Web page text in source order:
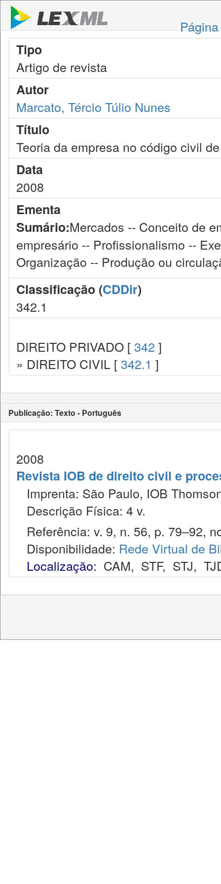
Tipo
Artigo de revista
Autor
Marcato, Tércio Túlio Nunes
Título
Teoria da empresa no código civil
Data
2008
Ementa
Sumário:Mercados -- Conceito de
empresário -- Profissionalismo --
Organização -- Produção ou
Classificação (CDDir)
342.1
DIREITO PRIVADO [ 342 ]
» DIREITO CIVIL [ 342.1 ]
Publicação: Texto - Português
2008
Revista IOB de direito civil e
Imprenta: São Paulo, IOB
Descrição Física: 4 v.
Referência: v. 9, n. 56, p. 79–92,
Disponibilidade: Rede Virtual de
Localização: CAM, STF, STJ,